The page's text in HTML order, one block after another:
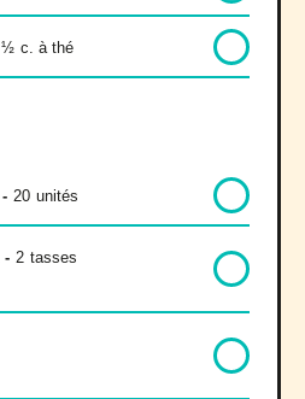
½ c. à thé
- 20 unités
- 2 tasses